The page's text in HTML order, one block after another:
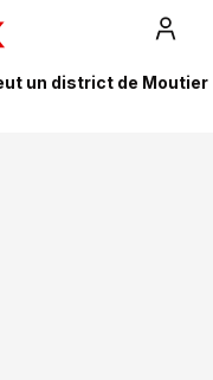
un district de Moutier